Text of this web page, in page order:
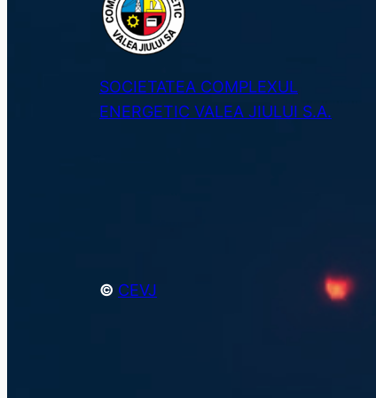
SOCIETATEA COMPLEXUL
ENERGETIC VALEA JIULUI S.A.
© CEVJ